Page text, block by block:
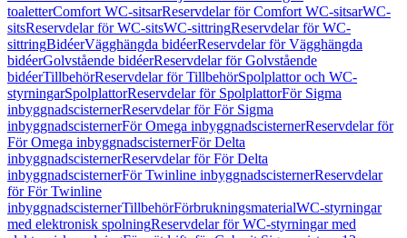
toaletterComfort WC-sitsarReservdelar för Comfort WC-sitsarWC-
sitsReservdelar för WC-sitsWC-sittringReservdelar för WC-
sittringBidéerVägghängda bidéerReservdelar för Vägghängda
bidéerGolvstående bidéerReservdelar för Golvstående
bidéerTillbehörReservdelar för TillbehörSpolplattor och WC-
styrningarSpolplattorReservdelar för SpolplattorFör Sigma
inbyggnadscisternerReservdelar för För Sigma
inbyggnadscisternerFör Omega inbyggnadscisternerReservdelar för
För Omega inbyggnadscisternerFör Delta
inbyggnadscisternerReservdelar för För Delta
inbyggnadscisternerFör Twinline inbyggnadscisternerReservdelar
för För Twinline
inbyggnadscisternerTillbehörFörbrukningsmaterialWC-styrningar
med elektronisk spolningReservdelar för WC-styrningar med